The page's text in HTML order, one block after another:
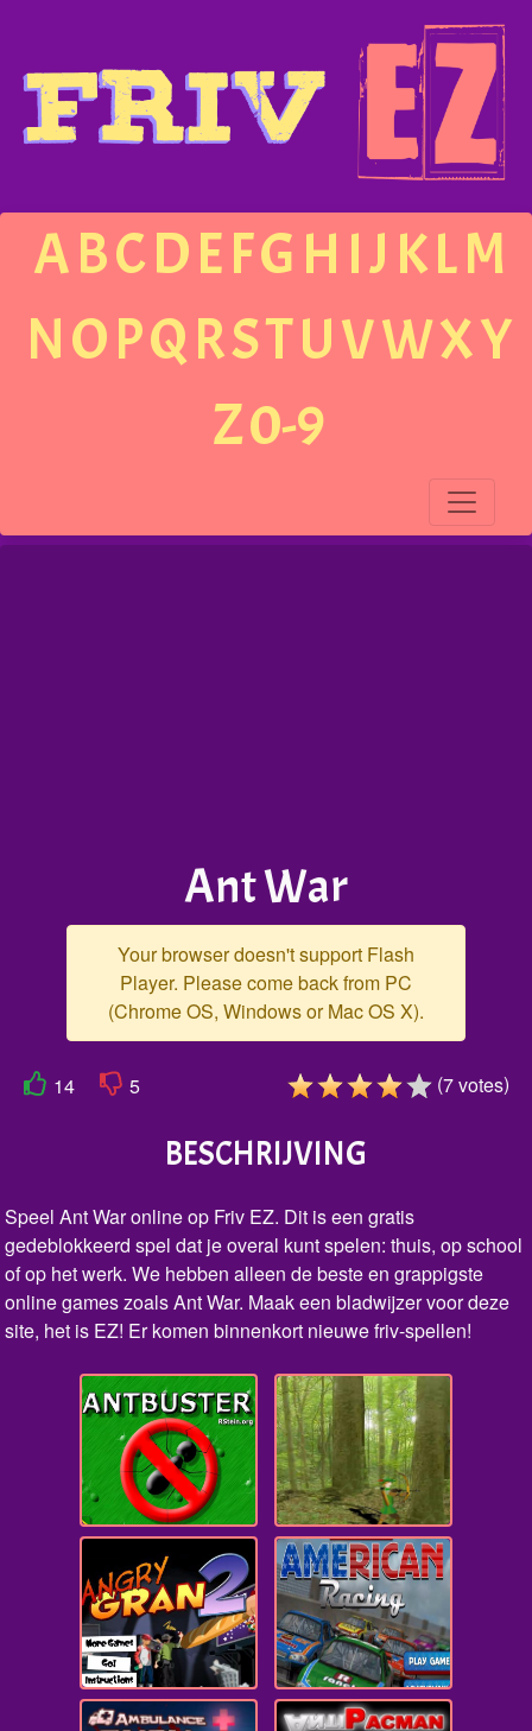
ABCDEFGH IJ KLM
NOPQRSTUVWXY
Z0-9
Ant War
Your browser doesn't support Flash
Player. Please come back from PC
(Chrome OS, Windows or Mac OS X).
14 5 (7votes)
BESCHRIJVING
Speel Ant War online op Friv EZ. Dit is een gratis
gedeblokkeerd spel dat je overal kunt spelen: thuis, op school
of op het werk. We hebben alleen de beste en grappigste
online games zoals Ant War. Maak een bladwijzer voor deze
site, het is EZ! Er komen binnenkort nieuwe friv-spellen!